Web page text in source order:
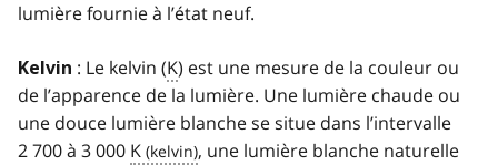
lumière fournie à l’état neuf.
Kelvin : Le kelvin (K) est une mesure de la couleur ou
de l’apparence de la lumière. Une lumière chaude ou
une douce lumière blanche se situe dans l’intervalle
2 700 à 3 000 K
, une lumière blanche naturelle